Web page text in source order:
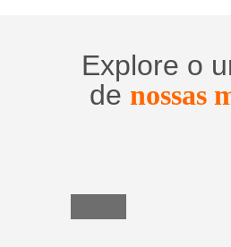
Explore o
de nossas